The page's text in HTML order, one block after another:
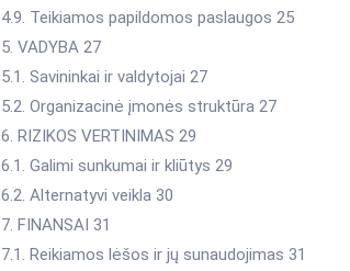
4.9. Teikiamos papildomos paslaugos 25
5. VADYBA 27
5.1. Savininkai ir valdytojai 27
5.2. Organizacinė įmonės struktūra 27
6. RIZIKOS VERTINIMAS 29
6.1. Galimi sunkumai ir kliūtys 29
6.2. Alternatyvi veikla 30
7. FINANSAI 31
7.1. Reikiamos lėšos ir jų sunaudojimas 31